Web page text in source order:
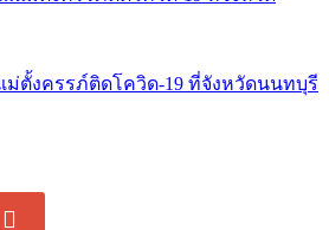
ม่ตั้งครรภ์ติดโควิด-19 ที่จังหวัดนนทบุรี